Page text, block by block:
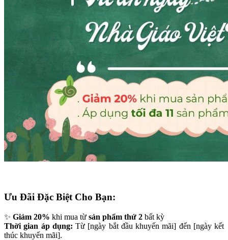
Ưu Đãi Đặc Biệt Cho Bạn:
✨ Giảm 20% khi mua từ sản phẩm thứ 2 bất kỳ
Thời gian áp dụng: Từ [ngày bắt đầu khuyến mãi] đến [ngày kết
thúc khuyến mãi].